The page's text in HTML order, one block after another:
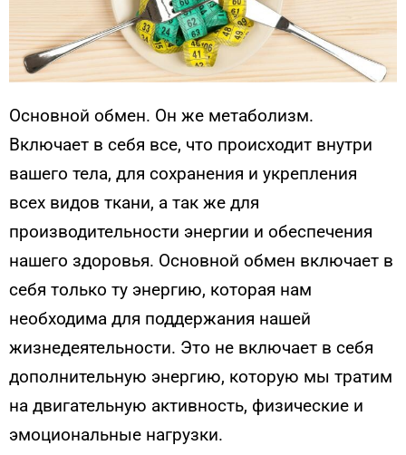
Основной обмен. Он же метаболизм.
Включает в себя все, что происходит внутри
вашего тела, для сохранения и укрепления
всех видов ткани, а так же для
производительности энергии и обеспечения
нашего здоровья. Основной обмен включает в
себя только ту энергию, которая нам
необходима для поддержания нашей
жизнедеятельности. Это не включает в себя
дополнительную энергию, которую мы тратим
на двигательную активность, физические и
эмоциональные нагрузки.